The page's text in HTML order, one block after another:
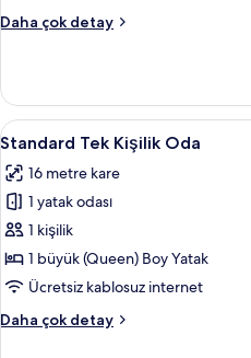
tüm
Daha çok detay
City
İki
Ayrı
Yataklı
hakkında
daha
detay
Standard
Tek
Kişilik
Oda
için
tüm
fotoğrafları
2
Standard Tek Kişilik Oda
16 metre kare
1 yatak odası
1 kişilik
1 büyük (Queen) Boy Yatak
Ücretsiz kablosuz internet
Daha çok detay
Standard